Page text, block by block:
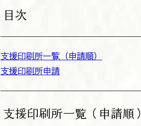
目次
支援印刷所一覧（申請順）
支援印刷所申請
支援印刷所一覧（申請順）